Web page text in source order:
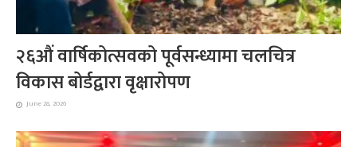
२६औं वार्षिकोत्सवको पूर्वसन्ध्यामा चलचित्र
विकास बोर्डद्वारा वृक्षारोपण
June 28, 2026